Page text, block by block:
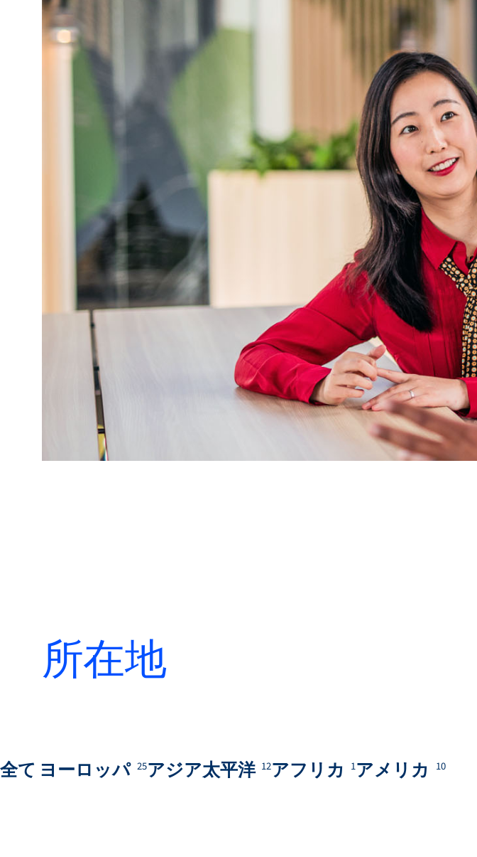
所在地
全て ヨーロッパ 25アジア太平洋 12アフリカ 1アメリカ 10